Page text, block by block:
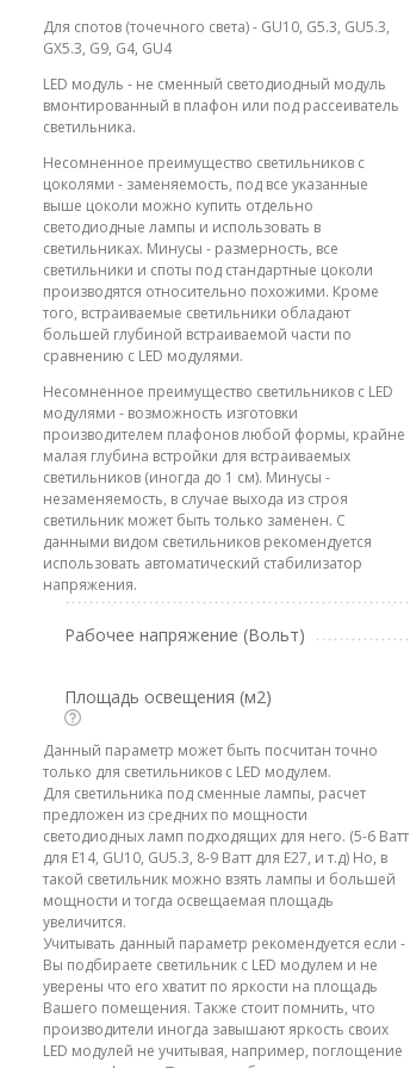
Для спотов (точечного света) - GU10, G5.3, GU5.3,
GX5.3, G9, G4, GU4
LED модуль - не сменный светодиодный модуль
вмонтированный в плафон или под рассеиватель
светильника.
Несомненное преимущество светильников с
цоколями - заменяемость, под все указанные
выше цоколи можно купить отдельно
светодиодные лампы и использовать в
светильниках. Минусы - размерность, все
светильники и споты под стандартные цоколи
производятся относительно похожими. Кроме
того, встраиваемые светильники обладают
большей глубиной встраиваемой части по
сравнению с LED модулями.
Несомненное преимущество светильников с LED
модулями - возможность изготовки
производителем плафонов любой формы, крайне
малая глубина встройки для встраиваемых
светильников (иногда до 1 см). Минусы -
незаменяемость, в случае выхода из строя
светильник может быть только заменен. С
данными видом светильников рекомендуется
использовать автоматический стабилизатор
напряжения.
Рабочее напряжение (Вольт)
Площадь освещения (м2)
Данный параметр может быть посчитан точно
только для светильников с LED модулем.
Для светильника под сменные лампы, расчет
предложен из средних по мощности
светодиодных ламп подходящих для него. (5-6 Ватт
для E14, GU10, GU5.3, 8-9 Ватт для E27, и т.д) Но, в
такой светильник можно взять лампы и большей
мощности и тогда освещаемая площадь
увеличится.
Учитывать данный параметр рекомендуется если -
Вы подбираете светильник с LED модулем и не
уверены что его хватит по яркости на площадь
Вашего помещения. Также стоит помнить, что
производители иногда завышают яркость своих
LED модулей не учитывая, например, поглощение